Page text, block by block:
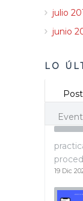
julio
junio
LO
19 Dic